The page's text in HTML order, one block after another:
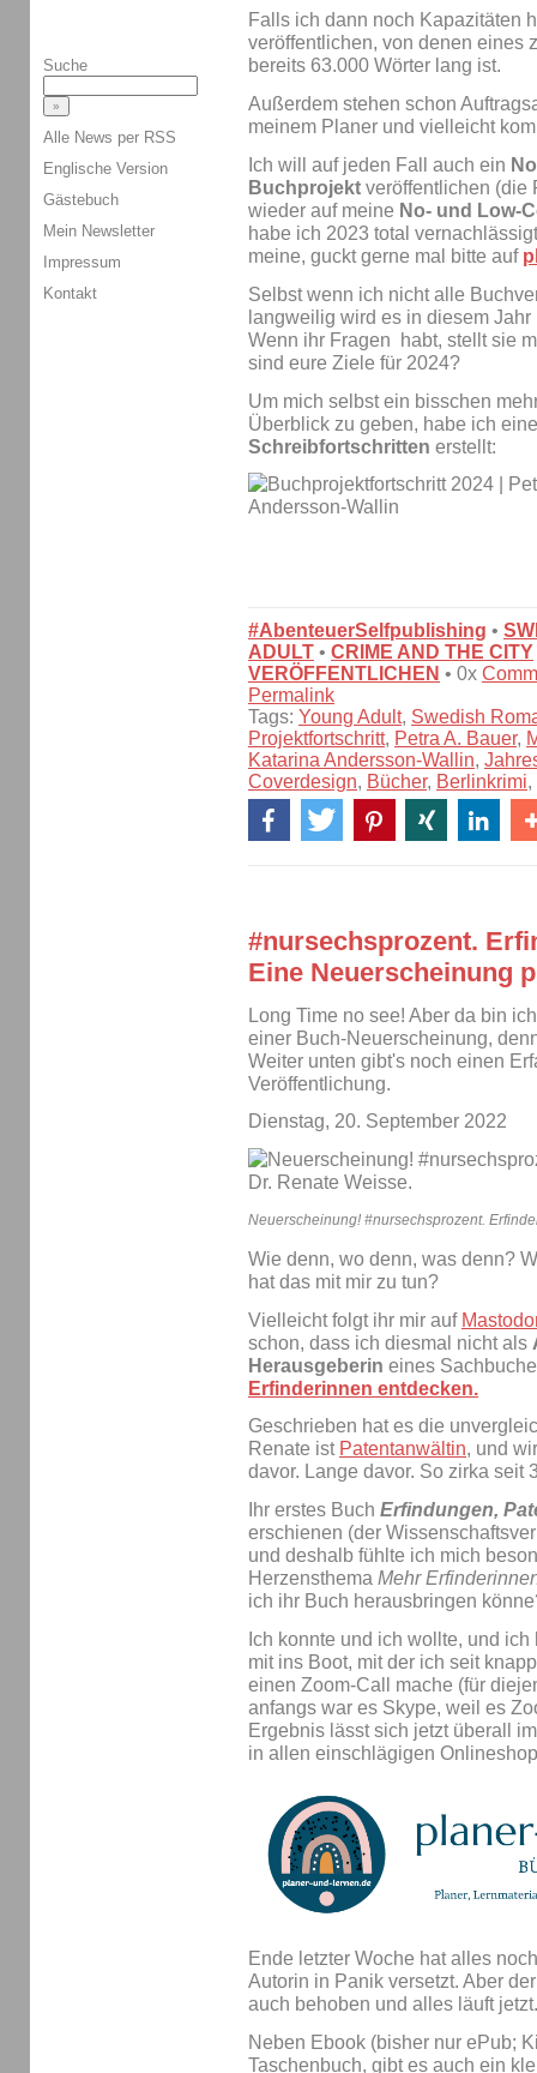
Falls ich dann noch Kapazitäten
veröffentlichen, von denen eines
bereits 63.000 Wörter lang ist.
Außerdem stehen schon
meinem Planer und vielleicht
Ich will auf jeden Fall auch ein
Buchprojekt veröffentlichen (die
wieder auf meine No- und Low-
habe ich 2023 total
meine, guckt gerne mal bitte auf
Selbst wenn ich nicht alle
langweilig wird es in diesem Jahr
Wenn ihr Fragen habt, stellt sie
sind eure Ziele für 2024?
Um mich selbst ein bisschen
Überblick zu geben, habe ich
Schreibfortschritten erstellt:
#AbenteuerSelfpublishing •
ADULT • CRIME AND THE CITY
VERÖFFENTLICHEN • 0x
Permalink
Tags: Young Adult, Swedish
Projektfortschritt, Petra A. Bauer,
Katarina Andersson-Wallin,
Coverdesign, Bücher, Berlinkrimi,
#nursechsprozent.
Eine Neuerscheinung
Long Time no see! Aber da bin
einer Buch-Neuerscheinung,
Weiter unten gibt's noch einen
Veröffentlichung.
Dienstag, 20. September 2022
Neuerscheinung! #nursechsprozent.
Wie denn, wo denn, was denn?
hat das mit mir zu tun?
Vielleicht folgt ihr mir auf
schon, dass ich diesmal nicht als
Herausgeberin eines
Erfinderinnen entdecken.
Geschrieben hat es die
Renate ist Patentanwältin, und
davor. Lange davor. So zirka seit
Ihr erstes Buch Erfindungen,
erschienen (der
und deshalb fühlte ich mich
Herzensthema Mehr
ich ihr Buch herausbringen
Ich konnte und ich wollte, und
mit ins Boot, mit der ich seit
einen Zoom-Call mache (für
anfangs war es Skype, weil es
Ergebnis lässt sich jetzt überall
in allen einschlägigen
Ende letzter Woche hat alles
Autorin in Panik versetzt. Aber
auch behoben und alles läuft jetzt.
Neben Ebook (bisher nur ePub;
Taschenbuch, gibt es auch ein
Suche
Alle News per RSS
Englische Version
Gästebuch
Mein Newsletter
Impressum
Kontakt